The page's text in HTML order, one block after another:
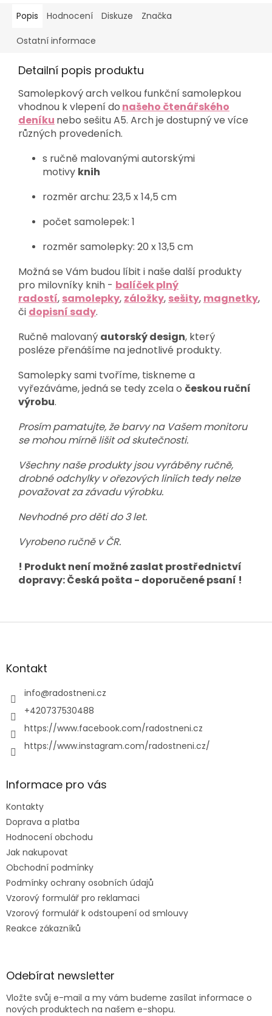
Popis Hodnocení Diskuze Značka
Ostatní informace
Detailní popis produktu
Samolepkový arch velkou funkční samolepkou
vhodnou k vlepení do našeho čtenářského
deníku nebo sešitu A5. Arch je dostupný ve více
různých provedeních.
s ručně malovanými autorskými
motivy knih
rozměr archu: 23,5 x 14,5 cm
počet samolepek: 1
rozměr samolepky: 20 x 13,5 cm
Možná se Vám budou líbit i naše další produkty
pro milovníky knih - balíček plný
radostí, samolepky, záložky, sešity, magnetky,
či dopisní sady.
Ručně malovaný autorský design, který
posléze přenášíme na jednotlivé produkty.
Samolepky sami tvoříme, tiskneme a
vyřezáváme, jedná se tedy zcela o českou ruční
výrobu.
Prosím pamatujte, že barvy na Vašem monitoru
se mohou mírně lišit od skutečnosti.
Všechny naše produkty jsou vyráběny ručně,
drobné odchylky v ořezových liniích tedy nelze
považovat za závadu výrobku.
Nevhodné pro děti do 3 let.
Vyrobeno ručně v ČR.
! Produkt není možné zaslat prostřednictví
dopravy: Česká pošta - doporučené psaní !
Z
aKontakt
info@radostneni.cz
+420737530488
https://www.facebook.com/radostneni.cz
https://www.instagram.com/radostneni.cz/
Informace pro vás
Kontakty
Doprava a platba
Hodnocení obchodu
Jak nakupovat
Obchodní podmínky
Podmínky ochrany osobních údajů
Vzorový formulář pro reklamaci
Vzorový formulář k odstoupení od smlouvy
Reakce zákazníků
Odebírat newsletter
Vložte svůj e-mail a my vám budeme zasílat informace o
nových produktech na našem e-shopu.